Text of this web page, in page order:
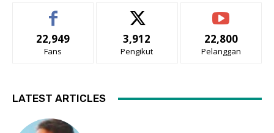
22,949
Fans
3,912
Pengikut
22,800
Pelanggan
LATEST ARTICLES